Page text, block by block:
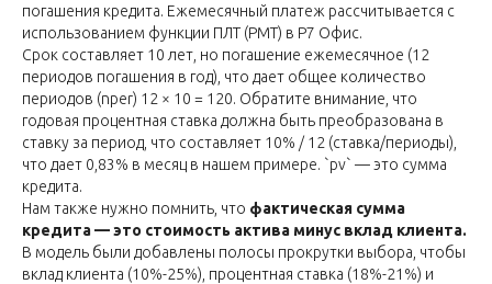
погашения кредита. Ежемесячный платеж рассчитывается с
использованием функции ПЛТ (PMT) в Р7 Офис.
Срок составляет 10 лет, но погашение ежемесячное (12
периодов погашения в год), что дает общее количество
периодов (nper) 12 × 10 = 120. Обратите внимание, что
годовая процентная ставка должна быть преобразована в
ставку за период, что составляет 10% / 12 (ставка/периоды),
что дает 0,83% в месяц в нашем примере. `pv` — это сумма
кредита.
Нам также нужно помнить, что фактическая сумма
кредита — это стоимость актива минус вклад клиента.
В модель были добавлены полосы прокрутки выбора, чтобы
вклад клиента (10%-25%), процентная ставка (18%-21%) и